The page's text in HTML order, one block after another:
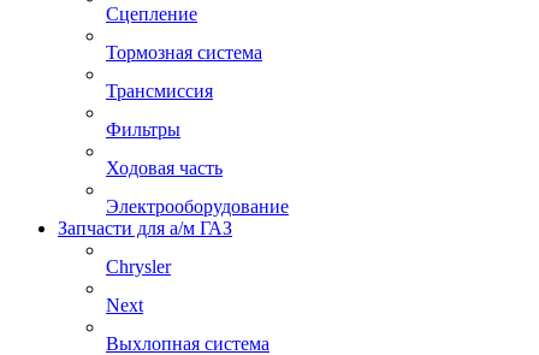
Сцепление
Тормозная система
Трансмиссия
Фильтры
Ходовая часть
Электрооборудование
Запчасти для а/м ГАЗ
Chrysler
Next
Выхлопная система